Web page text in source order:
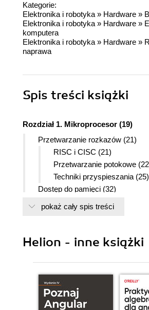
Kategorie:
Elektronika i robotyka» Hardware »
Elektronika i robotyka» Hardware »
komputera
Elektronika i robotyka» Hardware »
naprawa
Spis treści książki
Rozdział 1. Mikroprocesor (19)
Przetwarzanie rozkazów (21)
RISC i CISC (21)
Przetwarzanie potokowe
Techniki przyspieszania (25)
Dostęp do pamięci (32)
Adresowanie (34)
Topologie (39)
Organizacja pamięci
Strategie (42)
Pamięć podręczna
Obsługa przestrzeni adresowej I/
Procesor 8086 (48)
pokaż cały spis treści
Helion - inne książki